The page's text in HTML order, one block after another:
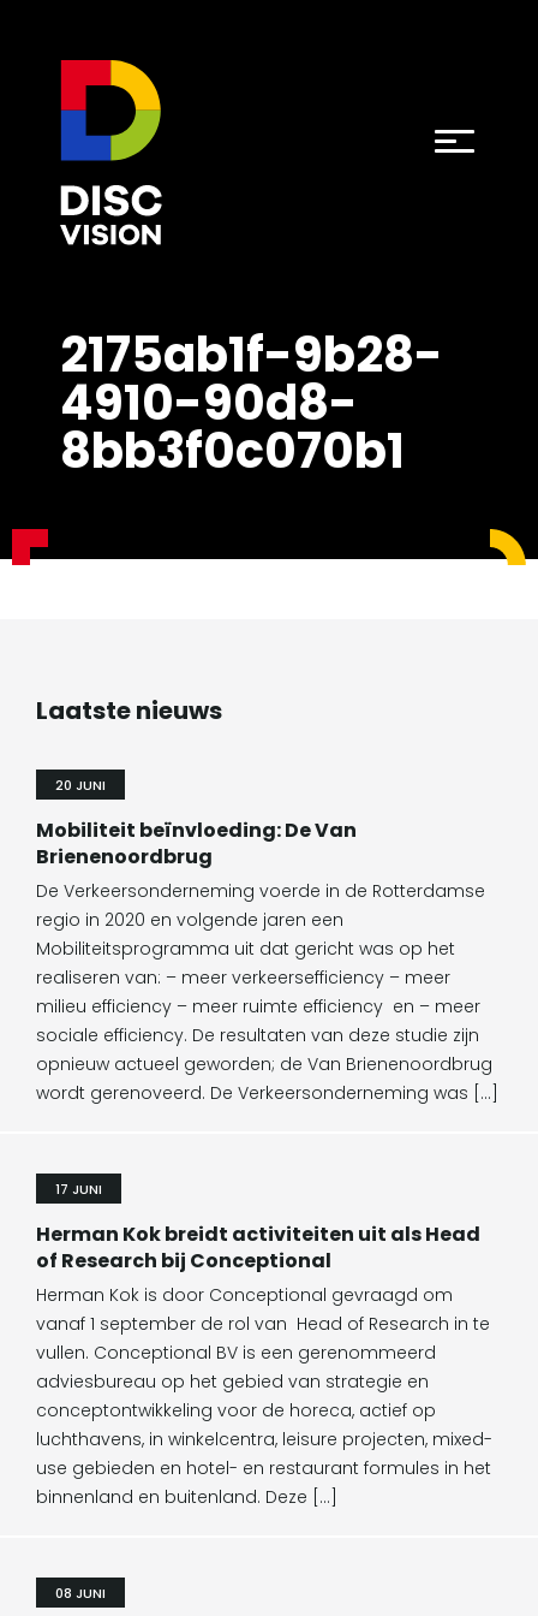
2175ab1f-9b28-
4910-90d8-
8bb3f0c070b1
Laatste nieuws
20 JUNI
Mobiliteit beïnvloeding: De Van
Brienenoordbrug
De Verkeersonderneming voerde in de Rotterdamse
regio in 2020 en volgende jaren een
Mobiliteitsprogramma uit dat gericht was op het
realiseren van: – meer verkeersefficiency – meer
milieu efficiency – meer ruimte efficiency en – meer
sociale efficiency. De resultaten van deze studie zijn
opnieuw actueel geworden; de Van Brienenoordbrug
wordt gerenoveerd. De Verkeersonderneming was […]
17 JUNI
Herman Kok breidt activiteiten uit als Head
of Research bij Conceptional
Herman Kok is door Conceptional gevraagd om
vanaf 1 september de rol van Head of Research in te
vullen. Conceptional BV is een gerenommeerd
adviesbureau op het gebied van strategie en
conceptontwikkeling voor de horeca, actief op
luchthavens, in winkelcentra, leisure projecten, mixed-
use gebieden en hotel- en restaurant formules in het
binnenland en buitenland. Deze […]
08 JUNI